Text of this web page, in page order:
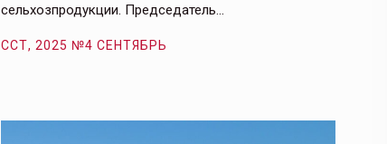
сельхозпродукции. Председатель…
ССТ, 2025 №4 СЕНТЯБРЬ